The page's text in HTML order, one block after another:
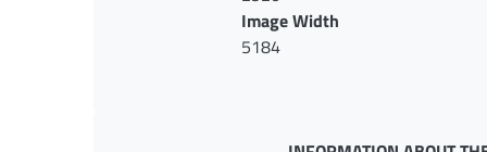
Image Width
5184